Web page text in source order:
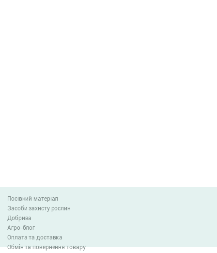
Посівний матеріал
Засоби захисту рослин
Добрива
Агро-блог
Оплата та доставка
Обмін та повернення товару